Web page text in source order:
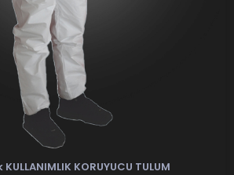
KULLANIMLIK KORUYUCU TULUM